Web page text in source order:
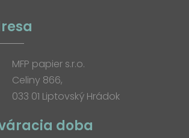
MFP papier s.r.o.
Celiny 866,
033 01 Liptovský Hrádok
doba